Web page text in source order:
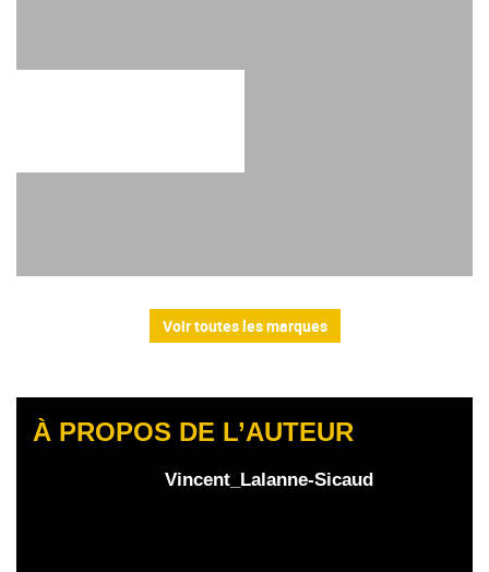
Voir toutes les marques
À PROPOS DE L’AUTEUR
Vincent_Lalanne-Sicaud